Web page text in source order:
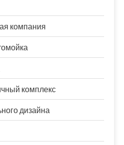
компания
комплекс
дизайна